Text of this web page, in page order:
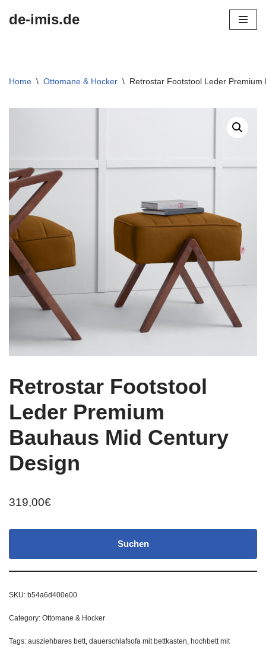
de-imis.de
Home \ Ottomane & Hocker \ Retrostar Footstool Leder
Retrostar Footstool
Leder Premium
Bauhaus Mid Century
Design
319,00€
Suchen
SKU: b54a6d400e00
Category: Ottomane & Hocker
Tags: ausziehbares bett, dauerschlafsofa mit bettkasten, hochbett mit